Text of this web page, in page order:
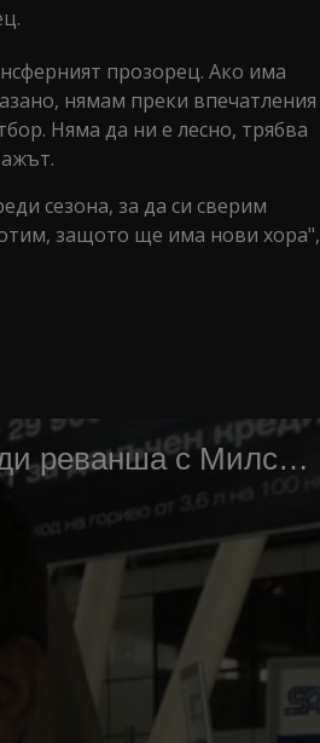
прозорец. Ако има
нямам преки впечатления
Няма да ни е лесно, трябва
сезона, за да си сверим
защото ще има нови хора",